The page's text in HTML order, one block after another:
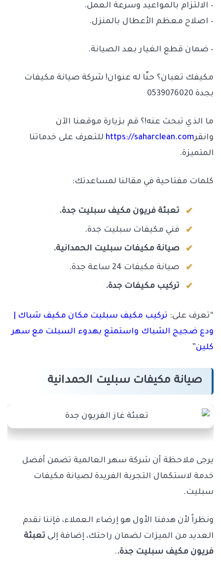
– الالتزام بالمواعيد وسرعة العمل.
– اصلاح معظم الأعطال بالمنزل.
– ضمان قطع الغيار بعد الصيانة.
مكيفك تعبان؟ حنّا له عنوان! شركة صيانة مكيفات
بجدة 0539076020
ما الذي تبحث عنه!؟ قم بزيارة موقعنا الآن
وانقرhttps://saharclean.com للتعرف على خدماتنا
المتميزة.
كلمات مفتاحية في مقالنا لمساعدتك:
تعبئة فريون مكيف سبليت جدة.
فني مكيفات سبليت جدة.
صيانة مكيفات سبليت الحمدانية.
صيانة مكيفات 24 ساعة جدة.
تركيب مكيفات جدة.
“تعرف على: تركيب مكيف سبليت مكان مكيف شباك |
ودع ضجيج الشباك واستمتع بهدوء السبلت مع سهر
كلين”
صيانة مكيفات سبليت الحمدانية
يرجى ملاحظة أن شركة سهر العالمية تضمن أفضل
خدمة لاستكمال التجربة الفريدة لصيانة مكيفات
سبليت.
ونظراً لأن هدفنا الأول هو إرضاء العملاء، فإننا نقدم
العديد من الميزات لضمان راحتك، إضافة إلى تعبئة
فريون مكيف سبليت جدة..